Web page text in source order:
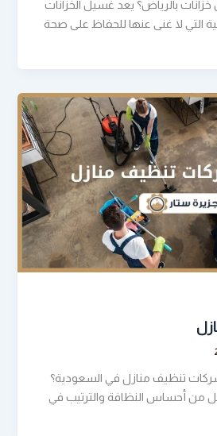
بالرياض؟ يعد غسيل الخزانات
التي لا غنى عنها للحفاظ على صحة
تنظيف منازل في السعودية؟
أحساس النظافة والترتيب في